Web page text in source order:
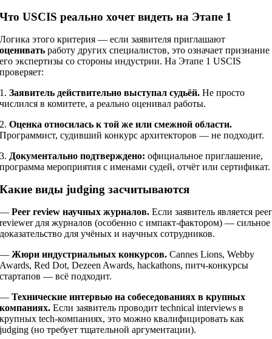
Что USCIS реально хочет видеть на Этапе 1
Логика этого критерия — если заявителя приглашают
оценивать работу других специалистов, это означает признание
его экспертизы со стороны индустрии. На Этапе 1 USCIS
проверяет:
1.Заявитель действительно выступал судьёй. Не просто
числился в комитете, а реально оценивал работы.
2.Оценка относилась к той же или смежной области.
Программист, судивший конкурс архитекторов — не подходит.
3. Документально подтверждено: официальное приглашение,
программа мероприятия с именами судей, отчёт или сертификат.
Какие виды judging засчитываются
—Peer review научных журналов. Если заявитель является peer
reviewer для журналов (особенно с импакт-фактором) — сильное
доказательство для учёных и научных сотрудников.
—Жюри индустриальных конкурсов. Cannes Lions, Webby
Awards, Red Dot, Dezeen Awards, hackathons, питч-конкурсы
стартапов — всё подходит.
—Технические интервью на собеседованиях в крупных
компаниях. Если заявитель проводит technical interviews в
крупных tech-компаниях, это можно квалифицировать как
judging (но требует тщательной аргументации).